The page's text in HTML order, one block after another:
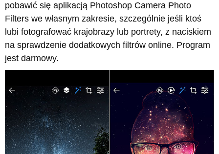
pobawić się aplikacją Photoshop Camera Photo
Filters we własnym zakresie, szczególnie jeśli ktoś
lubi fotografować krajobrazy lub portrety, z naciskiem
na sprawdzenie dodatkowych filtrów online. Program
jest darmowy.